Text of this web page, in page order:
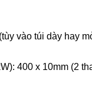
vào túi dày hay
400 x 10mm (2